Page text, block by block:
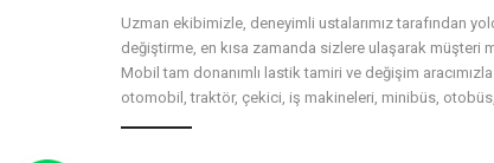
Uzman ekibimizle, deneyimli ustalarımız tarafından
değiştirme, en kısa zamanda sizlere ulaşarak müşteri
Mobil tam donanımlı lastik tamiri ve değişim
otomobil, traktör, çekici, iş makineleri, minibüs,